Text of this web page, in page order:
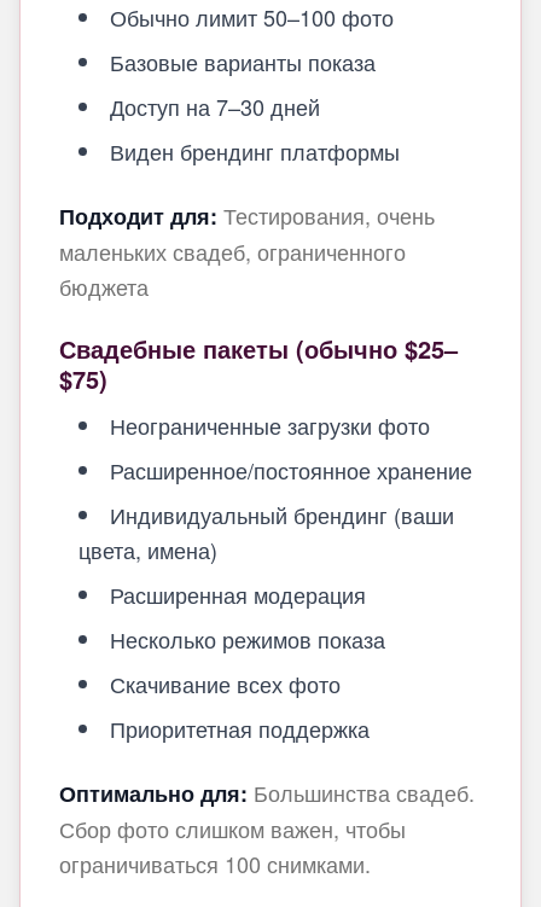
Обычно лимит 50–100 фото
Базовые варианты показа
Доступ на 7–30 дней
Виден брендинг платформы
Подходит для: Тестирования, очень
маленьких свадеб, ограниченного
бюджета
Свадебные пакеты (обычно $25–
$75)
Неограниченные загрузки фото
Расширенное/постоянное хранение
Индивидуальный брендинг (ваши
цвета, имена)
Расширенная модерация
Несколько режимов показа
Скачивание всех фото
Приоритетная поддержка
Оптимально для: Большинства свадеб.
Сбор фото слишком важен, чтобы
ограничиваться 100 снимками.